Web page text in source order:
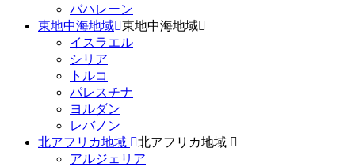
バハレーン
東地中海地域 東地中海地域
イスラエル
シリア
トルコ
パレスチナ
ヨルダン
レバノン
北アフリカ地域
北アフリカ地域
アルジェリア